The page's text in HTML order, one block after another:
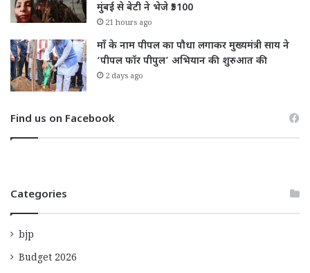
मुंबई से बेटी ने भेजे ₹5100
21 hours ago
माँ के नाम पीपल का पौधा लगाकर मुख्यमंत्री साय ने
‘पीपल फॉर पीपुल’ अभियान की शुरुआत की
2 days ago
Find us on Facebook
Categories
bjp
Budget 2026